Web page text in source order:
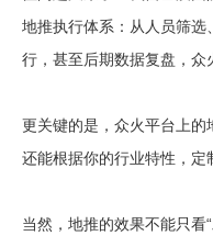
地推执行体系：从人员筛
行，甚至后期数据复盘，众
更关键的是，众火平台上的
还能根据你的行业特性，定
当然，地推的效果不能只看